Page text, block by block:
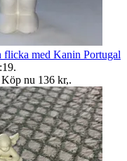
med Kanin Portugal
.
nu 136 kr,.